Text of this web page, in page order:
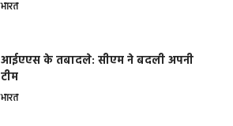
भारत
आईएएस के तबादले: सीएम ने बदली अपनी
टीम
भारत